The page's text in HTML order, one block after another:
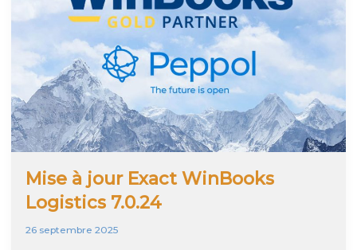
peut-
sur
réseau
Peppol
?
Mise à jour Exact WinBooks
Logistics 7.0.24
26 septembre 2025